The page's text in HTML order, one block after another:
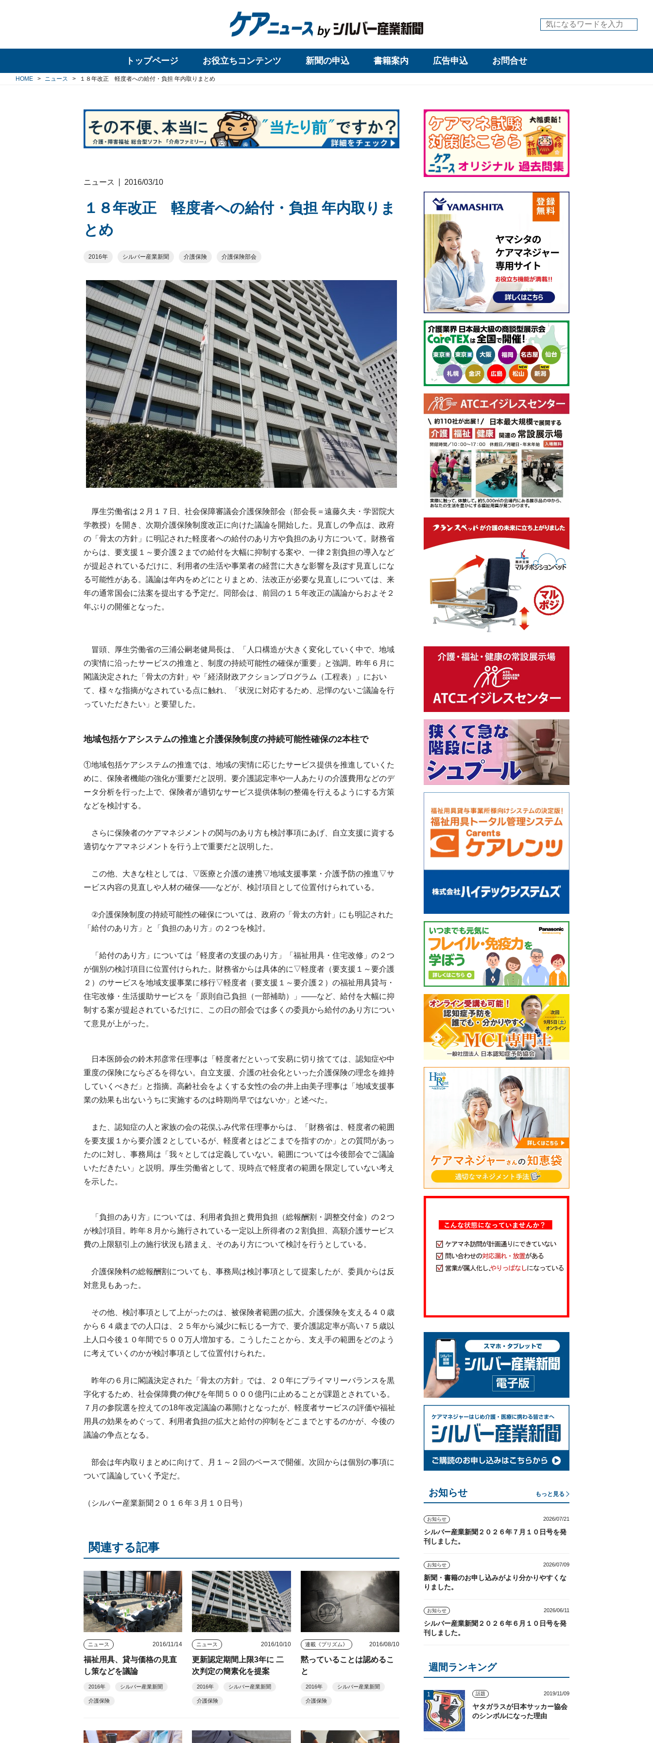
トップページ お役立ちコンテンツ 新聞の申込 書籍案内 広告申込 お問合せ
HOME ニュース １８年改正 軽度者への給付・負担 年内取りまとめ
ニュース 2016/03/10
１８年改正 軽度者への給付・負担 年内取りま
とめ
2016年 シルバー産業新聞 介護保険 介護保険部会
厚生労働省は２月１７日、社会保障審議会介護保険部会（部会長＝遠藤久夫・学習院大
学教授）を開き、次期介護保険制度改正に向けた議論を開始した。見直しの争点は、政府
の「骨太の方針」に明記された軽度者への給付のあり方や負担のあり方について。財務省
からは、要支援１～要介護２までの給付を大幅に抑制する案や、一律２割負担の導入など
が提起されているだけに、利用者の生活や事業者の経営に大きな影響を及ぼす見直しにな
る可能性がある。議論は年内をめどにとりまとめ、法改正が必要な見直しについては、来
年の通常国会に法案を提出する予定だ。同部会は、前回の１５年改正の議論からおよそ２
年ぶりの開催となった。
冒頭、厚生労働省の三浦公嗣老健局長は、「人口構造が大きく変化していく中で、地域
の実情に沿ったサービスの推進と、制度の持続可能性の確保が重要」と強調。昨年６月に
閣議決定された「骨太の方針」や「経済財政アクションプログラム（工程表）」におい
て、様々な指摘がなされている点に触れ、「状況に対応するため、忌憚のないご議論を行
っていただきたい」と要望した。
地域包括ケアシステムの推進と介護保険制度の持続可能性確保の2本柱で
①地域包括ケアシステムの推進では、地域の実情に応じたサービス提供を推進していくた
めに、保険者機能の強化が重要だと説明。要介護認定率や一人あたりの介護費用などのデ
ータ分析を行った上で、保険者が適切なサービス提供体制の整備を行えるようにする方策
などを検討する。
さらに保険者のケアマネジメントの関与のあり方も検討事項にあげ、自立支援に資する
適切なケアマネジメントを行う上で重要だと説明した。
この他、大きな柱としては、▽医療と介護の連携▽地域支援事業・介護予防の推進▽サ
ービス内容の見直しや人材の確保――などが、検討項目として位置付けられている。
②介護保険制度の持続可能性の確保については、政府の「骨太の方針」にも明記された
「給付のあり方」と「負担のあり方」の２つを検討。
「給付のあり方」については「軽度者の支援のあり方」「福祉用具・住宅改修」の２つ
が個別の検討項目に位置付けられた。財務省からは具体的に▽軽度者（要支援１～要介護
２）のサービスを地域支援事業に移行▽軽度者（要支援１～要介護２）の福祉用具貸与・
住宅改修・生活援助サービスを「原則自己負担（一部補助）」――など、給付を大幅に抑
制する案が提起されているだけに、この日の部会では多くの委員から給付のあり方につい
て意見が上がった。
日本医師会の鈴木邦彦常任理事は「軽度者だといって安易に切り捨てては、認知症や中
重度の保険にならざるを得ない。自立支援、介護の社会化といった介護保険の理念を維持
していくべきだ」と指摘。高齢社会をよくする女性の会の井上由美子理事は「地域支援事
業の効果も出ないうちに実施するのは時期尚早ではないか」と述べた。
また、認知症の人と家族の会の花俣ふみ代常任理事からは、「財務省は、軽度者の範囲
を要支援１から要介護２としているが、軽度者とはどこまでを指すのか」との質問があっ
たのに対し、事務局は「我々としては定義していない。範囲については今後部会でご議論
いただきたい」と説明。厚生労働省として、現時点で軽度者の範囲を限定していない考え
を示した。
「負担のあり方」については、利用者負担と費用負担（総報酬割・調整交付金）の２つ
が検討項目。昨年８月から施行されている一定以上所得者の２割負担、高額介護サービス
費の上限額引上の施行状況も踏まえ、そのあり方について検討を行うとしている。
介護保険料の総報酬割についても、事務局は検討事項として提案したが、委員からは反
対意見もあった。
その他、検討事項として上がったのは、被保険者範囲の拡大。介護保険を支える４０歳
から６４歳までの人口は、２５年から減少に転じる一方で、要介護認定率が高い７５歳以
上人口今後１０年間で５００万人増加する。こうしたことから、支え手の範囲をどのよう
に考えていくのかが検討事項として位置付けられた。
昨年の６月に閣議決定された「骨太の方針」では、２０年にプライマリーバランスを黒
字化するため、社会保障費の伸びを年間５０００億円に止めることが課題とされている。
７月の参院選を控えての18年改定議論の幕開けとなったが、軽度者サービスの評価や福祉
用具の効果をめぐって、利用者負担の拡大と給付の抑制をどこまでとするのかが、今後の
議論の争点となる。
部会は年内取りまとめに向けて、月１～２回のペースで開催。次回からは個別の事項に
ついて議論していく予定だ。
（シルバー産業新聞２０１６年３月１０日号）
関連する記事
ニュース 2016/11/14
福祉用具、貸与価格の見直
し策などを議論
2016年 シルバー産業新聞
介護保険
ニュース 2016/10/10
更新認定期間上限3年に 二
次判定の簡素化を提案
2016年 シルバー産業新聞
介護保険
連載《プリズム》 2016/08/10
黙っていることは認めるこ
と
2016年 シルバー産業新聞
介護保険
お知らせ もっと見る
お知らせ 2026/07/21
シルバー産業新聞２０２６年７月１０日号を発
刊しました。
お知らせ 2026/07/09
新聞・書籍のお申し込みがより分かりやすくな
りました。
お知らせ 2026/06/11
シルバー産業新聞２０２６年６月１０日号を発
刊しました。
週間ランキング
話題 2019/11/09
ヤタガラスが日本サッカー協会
のシンボルになった理由